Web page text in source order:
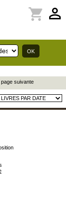
perm_identity
shopping_cart
page suivante